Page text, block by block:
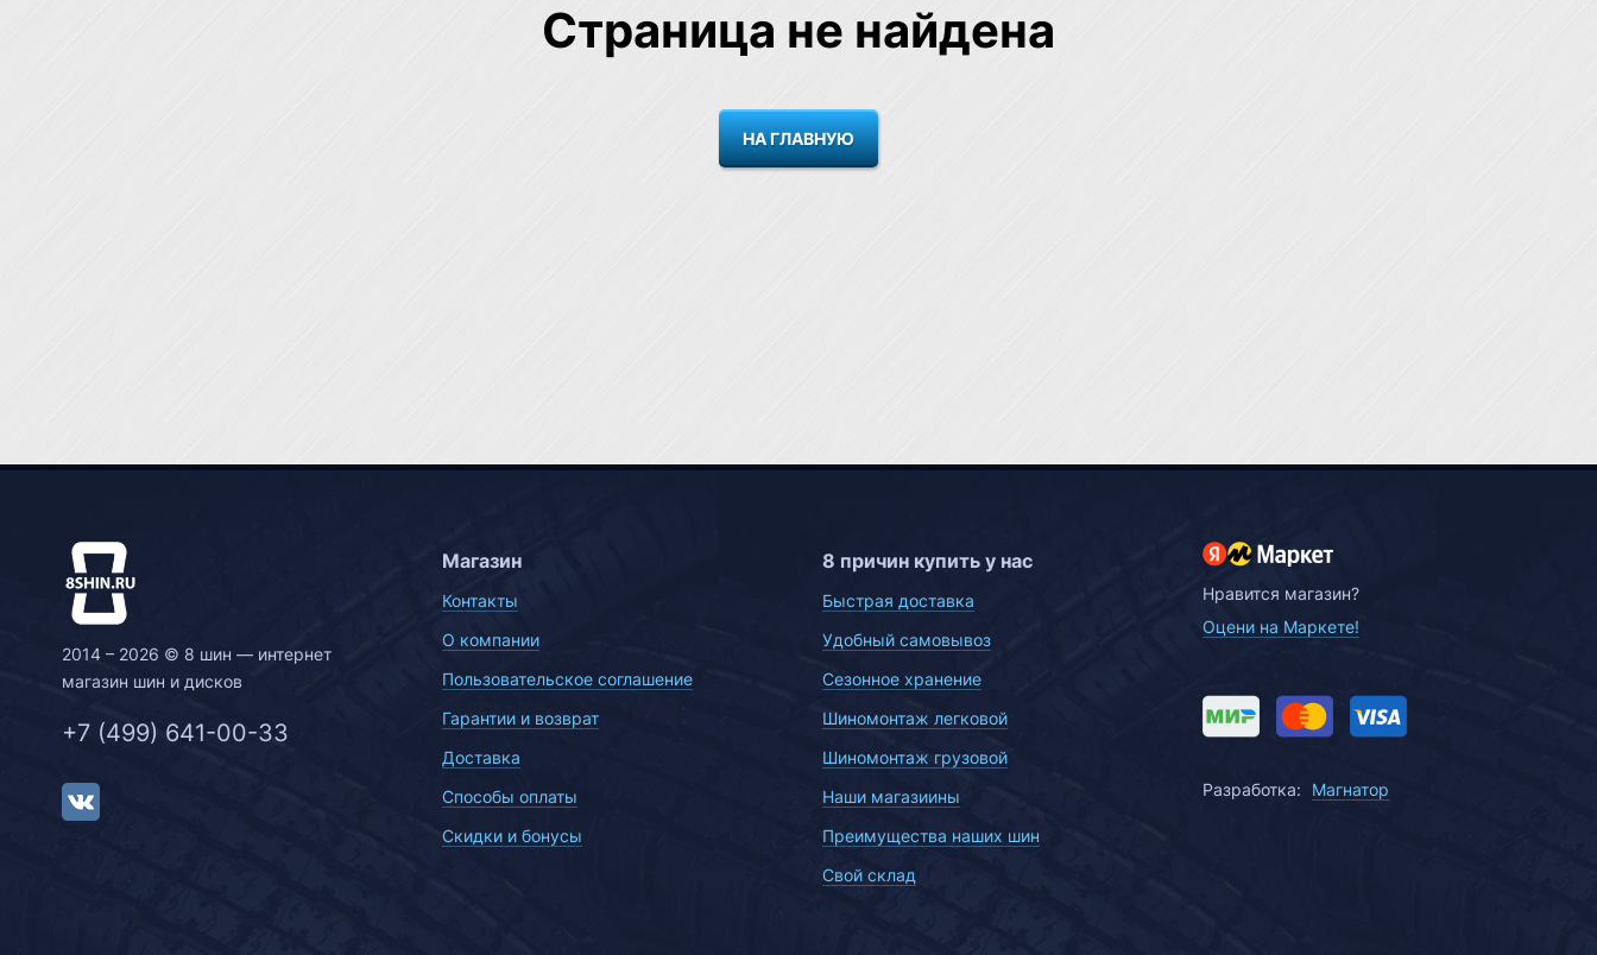
Страница не найдена
НА ГЛАВНУЮ
2014 – 2026 © 8 шин — интернет
магазин шин и дисков
+7 (499) 641-00-33
Магазин
Контакты
О компании
Пользовательское соглашение
Гарантии и возврат
Доставка
Способы оплаты
Скидки и бонусы
8 причин купить у нас
Быстрая доставка
Удобный самовывоз
Сезонное хранение
Шиномонтаж легковой
Шиномонтаж грузовой
Наши магазиины
Преимущества наших шин
Свой склад
Нравится магазин?
Оцени на Маркете!
Разработка: Магнатор